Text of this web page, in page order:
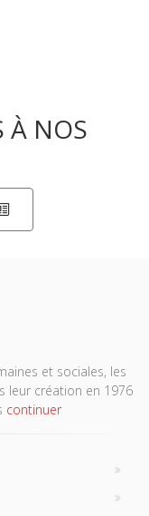
À NOS
et sociales, les
leur création en 1976
continuer